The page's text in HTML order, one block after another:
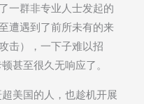
一群非专业人士发起的
遭遇到了前所未有的来
击），一下子难以招
甚至很久无响应了。
美国的人，也趁机开展